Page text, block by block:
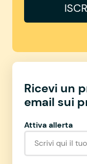
Ricevi un
email sui
Attiva allerta